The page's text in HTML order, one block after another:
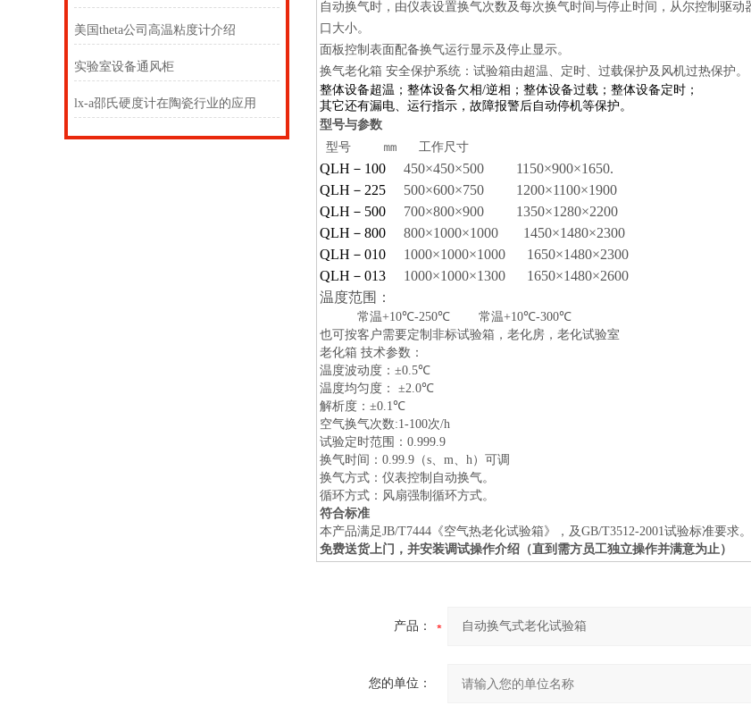
美国theta公司高温粘度计介绍
实验室设备通风柜
lx-a邵氏硬度计在陶瓷行业的应用
自动换气时，由仪表设置换气次数及每次换气时间与停止时间，从尔控制驱
口大小。
面板控制表面配备换气运行显示及停止显示。
换气老化箱 安全保护系统：试验箱由超温、定时、过载保护及风机过热保护。
整体设备超温；整体设备欠相/逆相；整体设备过载；整体设备定时；
其它还有漏电、运行指示，故障报警后自动停机等保护。
型号与参数
型号
㎜ 工作尺寸
QLH － 100 450×450×500 1150×900×1650.
QLH － 225 500×600×750 1200×1100×1900
QLH － 500 700×800×900 1350×1280×2200
QLH － 800 800×1000×1000 1450×1480×2300
QLH － 010 1000×1000×1000 1650×1480×2300
QLH － 013 1000×1000×1300 1650×1480×2600
温度范围：
常温+10℃-250℃ 常温+10℃-300℃
也可按客户需要定制非标试验箱，老化房，老化试验室
老化箱 技术参数：
温度波动度： ±0.5℃
温度均匀度：
±2.0℃
解析度： ±0.1℃
空气换气次数:1-100次/h
试验定时范围： 0.999.9
换气时间： 0.99.9 （s、 m、 h）可调
换气方式：仪表控制自动换气。
循环方式：风扇强制循环方式。
符合标准
本产品满足JB/T7444 《空气热老化试验箱》，及GB/T3512-2001试验标准要求。
免费送货上门，并安装调试操作介绍（直到需方员工独立操作并满意为止）
产品：
您的单位：